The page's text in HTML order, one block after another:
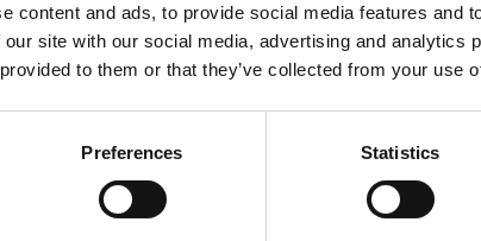
content and ads, to provide social media features and
site with our social media, advertising and analytics
to them or that they’ve collected from your use
Preferences Statistics
Tillbaka till Sverek